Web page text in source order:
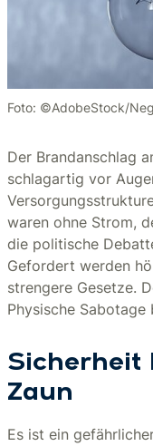
Foto: ©AdobeStock/
Der Brandanschlag
schlagartig vor
waren ohne Strom,
die politische
Gefordert werden
strengere Gesetze.
Physische
Sicherheit
Zaun
Es ist ein